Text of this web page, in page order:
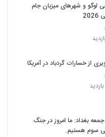
لوگو و شهرهای میزبان جام
از خسارات گردباد در آمریکا
جمعه بغداد: ما امروز در جنگ
سوم هستیم.